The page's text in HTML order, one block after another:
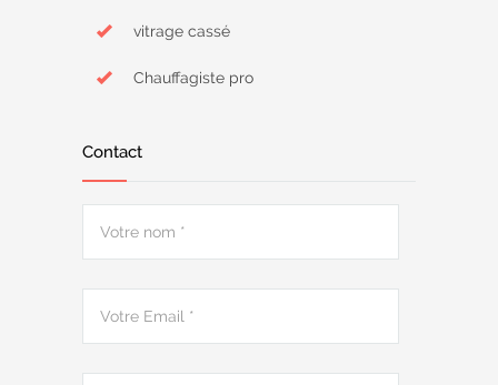
vitrage cassé
Chauffagiste pro
Contact